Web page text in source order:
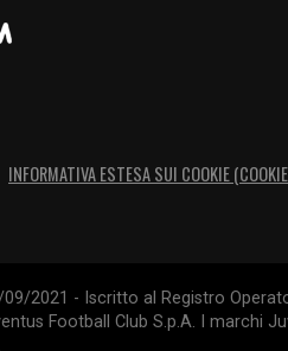
INFORMATIVA ESTESA SUI COOKIE
2021 - Iscritto al Registro
Football Club S.p.A. I marchi